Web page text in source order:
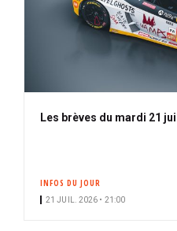
Les brèves du mardi 21
INFOS DU JOUR
21 JUIL. 2026 • 21:00